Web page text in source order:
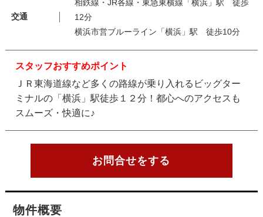
交通
相鉄線・JR各線・東急東横線「横浜」駅 徒歩
12分
横浜市営ブルーライン「横浜」駅 徒歩10分
スタッフおすすめポイント
ＪＲ東海道線など多くの路線が乗り入れるビッグター
ミナルの「横浜」駅徒歩１２分！都心へのアクセスも
スムーズ・快適に♪
お問合せをする
物件概要